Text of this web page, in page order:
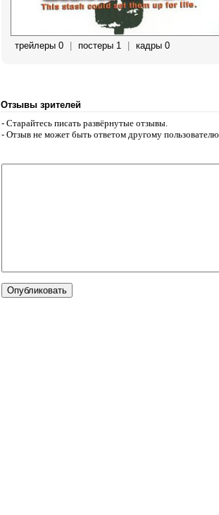
трейлеры 0 постеры 1 кадры 0
Отзывы зрителей
- Старайтесь писать развёрнутые отзывы.
- Отзыв не может быть ответом другому